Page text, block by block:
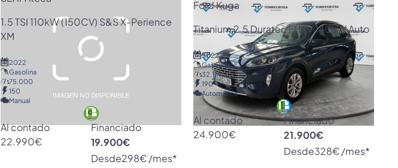
1.5 TSI 110kW (150CV) S&S X-Perience
XM
2022
Gasolina
75.000
150
Manual
Al contado
22.990€
Financiado
19.900€
Desde298€ /mes*
Ford Kuga
Titanium 2.5 Duratec FHEV 140kW Auto
2022
Gasolina
32.114
190
Automática
Al contado
24.900€
Financiado
21.900€
Desde328€ /mes*